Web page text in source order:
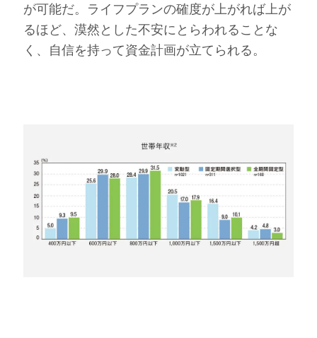
が可能だ。ライフプランの確度が上がれば上が
るほど、漠然とした不安にとらわれることな
く、自信を持って資金計画が立てられる。